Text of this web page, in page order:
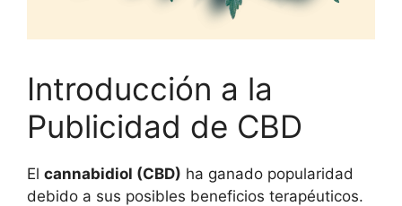
Introducción a la
Publicidad de CBD
El cannabidiol (CBD) ha ganado popularidad
debido a sus posibles beneficios terapéuticos.